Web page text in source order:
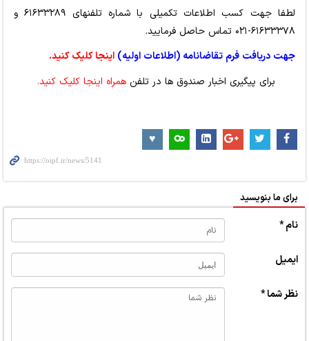
لطفا جهت کسب اطلاعات تکمیلی با شماره تلفن­­های ۶۱۶۳۳۲۸۹ و
۶۱۶۳۳۳۷۸-۰۲۱ تماس حاصل فرمایید.
جهت دریافت فرم تقاضانامه (اطلاعات اولیه) اینجا کلیک کنید.
برای پیگیری اخبار صندوق ها در تلفن همراه اینجا کلیک کنید.
برای ما بنویسید
نام *
ایمیل
نظر شما *